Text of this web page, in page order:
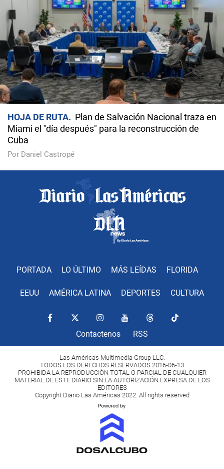
HOJA DE RUTA
Plan de Salvación Nacional traza en
Miami el "día después" para la reconstrucción de
Cuba
Por Daniel Castropé
PORTADA LO ÚLTIMO MÁS LEÍDAS FLORIDA
EEUU AMÉRICA LATINA DEPORTES CULTURA
Contactenos RSS
Las Américas Multimedia Group LLC.
TODOS LOS DERECHOS RESERVADOS 2016-06-13
PROHIBIDA LA REPRODUCCIÓN TOTAL O PARCIAL DE CUALQUIER
MATERIAL DE ESTE DIARIO SIN LA AUTORIZACIÓN EXPRESA DE LOS
EDITORES
Copyright Diario Las Américas 2022. All rights reserved